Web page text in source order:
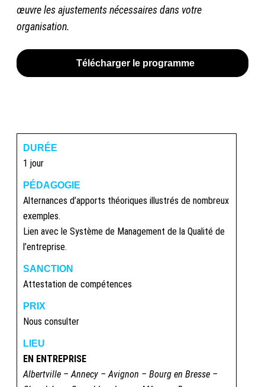
œuvre les ajustements nécessaires dans votre
organisation.
Télécharger le programme
DURÉE
1 jour
PÉDAGOGIE
Alternances d’apports théoriques illustrés de nombreux
exemples.
Lien avec le Système de Management de la Qualité de
l’entreprise.
SANCTION
Attestation de compétences
PRIX
Nous consulter
LIEU
EN ENTREPRISE
Albertville – Annecy – Avignon – Bourg en Bresse –